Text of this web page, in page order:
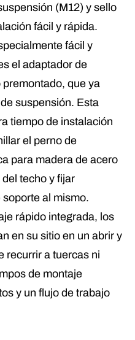
(M12) y sello
fácil y rápida.
fácil y
el adaptador de
que ya
suspensión. Esta
tiempo de instalación
el perno de
para madera de acero
techo y fijar
al mismo.
rápido integrada, los
en su sitio en un abrir y
recurrir a tuercas ni
de montaje
y un flujo de trabajo